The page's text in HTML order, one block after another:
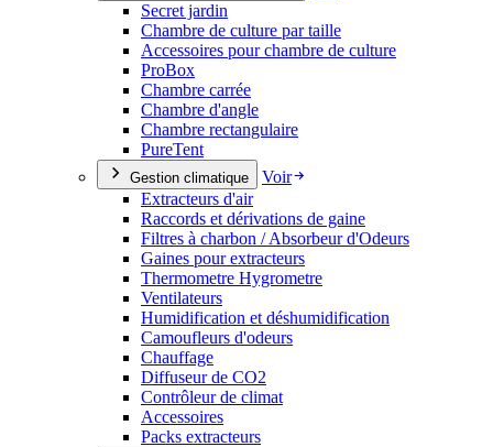
Secret jardin
Chambre de culture par taille
Accessoires pour chambre de culture
ProBox
Chambre carrée
Chambre d'angle
Chambre rectangulaire
PureTent
Gestion climatique
Voir
Extracteurs d'air
Raccords et dérivations de gaine
Filtres à charbon / Absorbeur d'Odeurs
Gaines pour extracteurs
Thermometre Hygrometre
Ventilateurs
Humidification et déshumidification
Camoufleurs d'odeurs
Chauffage
Diffuseur de CO2
Contrôleur de climat
Accessoires
Packs extracteurs